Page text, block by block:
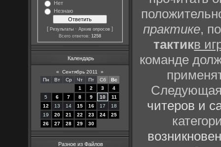
Нет
Незнаю
[Результаты ·Архив опросов ]
Всего ответов:1258
Календарь
« Сентябрь 2011
»
Пн
Вт Ср Чт Пт Сб
Вс
1
2 3
4
5
6 7 8 9 10
11
12
13 14 15 16 17
18
19
20 21 22 23 24
25
26
27 28 29 30
Разное из Файлов
практике,
тактикв
команде
Следующая
читеров и